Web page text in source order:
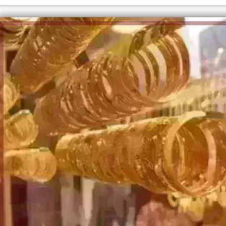
إلهام شرشر تكتب: دي مبقتش
دي سياسة
الكاتبة إلهام شرشر تهنئ الرئيس
السيسي بعيد ميلاده وتُشيد بجهوده
في بناء الدولة